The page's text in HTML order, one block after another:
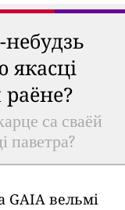
якасці
са сваёй
паветра?
GAIA вельмі